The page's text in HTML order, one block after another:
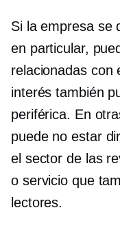
Si la empresa se
en particular,
relacionadas con
interés también
periférica. En
puede no estar
el sector de las
o servicio que
lectores.